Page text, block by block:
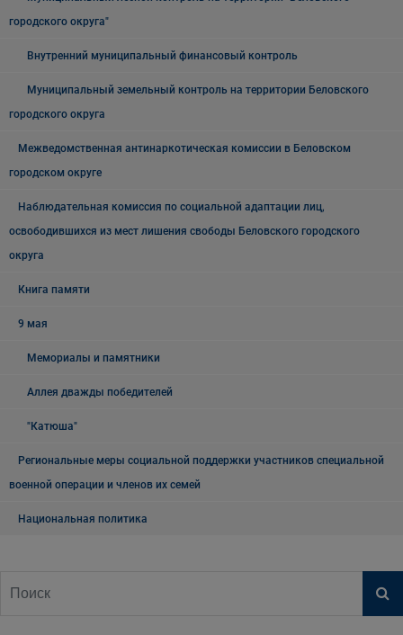
городского округа"
Внутренний муниципальный финансовый контроль
Муниципальный земельный контроль на территории Беловского
городского округа
Межведомственная антинаркотическая комиссии в Беловском
городском округе
Наблюдательная комиссия по социальной адаптации лиц,
освободившихся из мест лишения свободы Беловского городского
округа
Книга памяти
9 мая
Мемориалы и памятники
Аллея дважды победителей
"Катюша"
Региональные меры социальной поддержки участников специальной
военной операции и членов их семей
Национальная политика